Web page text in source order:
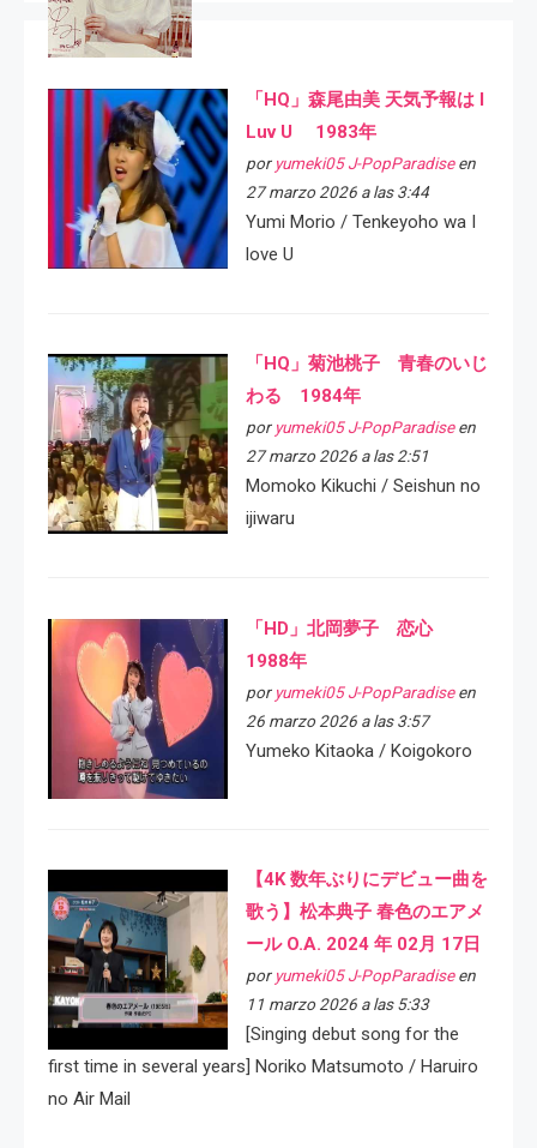
「HQ」森尾由美 天気予報は I
Luv U 1983年
por yumeki05 J-PopParadiseen
27 marzo 2026 a las 3:44
Yumi Morio / Tenkeyoho wa I
love U
「HQ」菊池桃子 青春のいじ
わる 1984年
por yumeki05 J-PopParadiseen
27 marzo 2026 a las 2:51
Momoko Kikuchi / Seishun no
ijiwaru
「HD」北岡夢子 恋心
1988年
por yumeki05 J-PopParadiseen
26 marzo 2026 a las 3:57
Yumeko Kitaoka / Koigokoro
【4K 数年ぶりにデビュー曲を
歌う】松本典子 春色のエアメ
ール O.A. 2024 年 02月 17日
por yumeki05 J-PopParadiseen
11 marzo 2026 a las 5:33
[Singing debut song for the
first time in several years] Noriko Matsumoto / Haruiro
no Air Mail